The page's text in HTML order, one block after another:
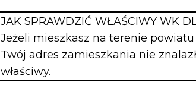
JAK SPRAWDZIĆ WŁAŚCIWY WK
Jeżeli mieszkasz na terenie
Twój adres zamieszkania nie
właściwy.